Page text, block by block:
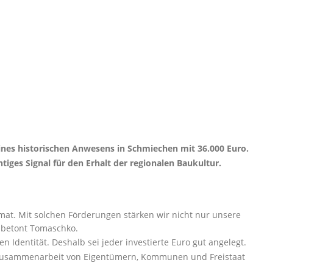
historischen Anwesens in Schmiechen mit 36.000 Euro.
Signal für den Erhalt der regionalen Baukultur.
Mit solchen Förderungen stärken wir nicht nur unsere
Tomaschko.
Identität. Deshalb sei jeder investierte Euro gut angelegt.
von Eigentümern, Kommunen und Freistaat